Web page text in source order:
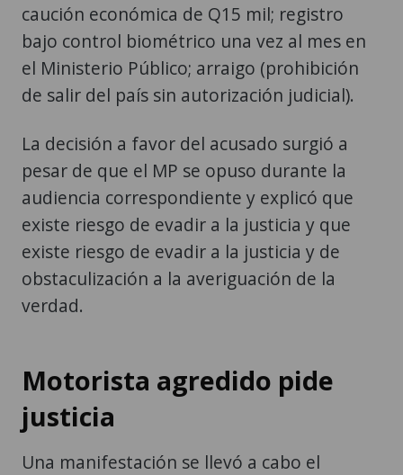
caución económica de Q15 mil; registro
bajo control biométrico una vez al mes en
el Ministerio Público; arraigo (prohibición
de salir del país sin autorización judicial).
La decisión a favor del acusado surgió a
pesar de que el MP se opuso durante la
audiencia correspondiente y explicó que
existe riesgo de evadir a la justicia y que
existe riesgo de evadir a la justicia y de
obstaculización a la averiguación de la
verdad.
Motorista agredido pide
justicia
Una manifestación se llevó a cabo el